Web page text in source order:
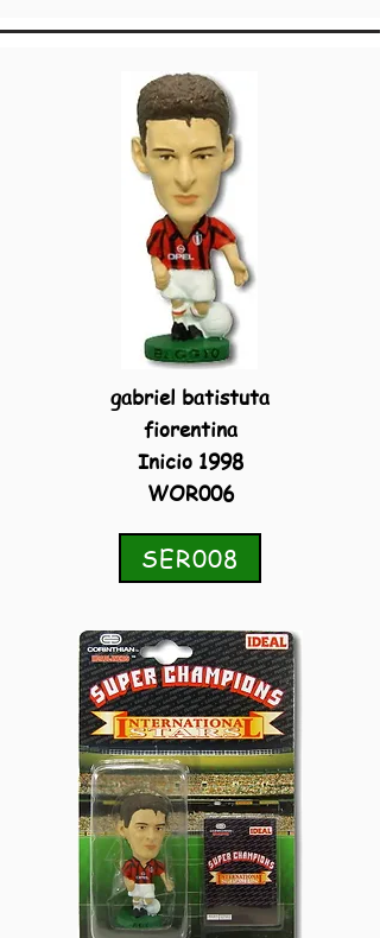
gabriel batistuta
fiorentina
Inicio 1998
WOR006
SER008